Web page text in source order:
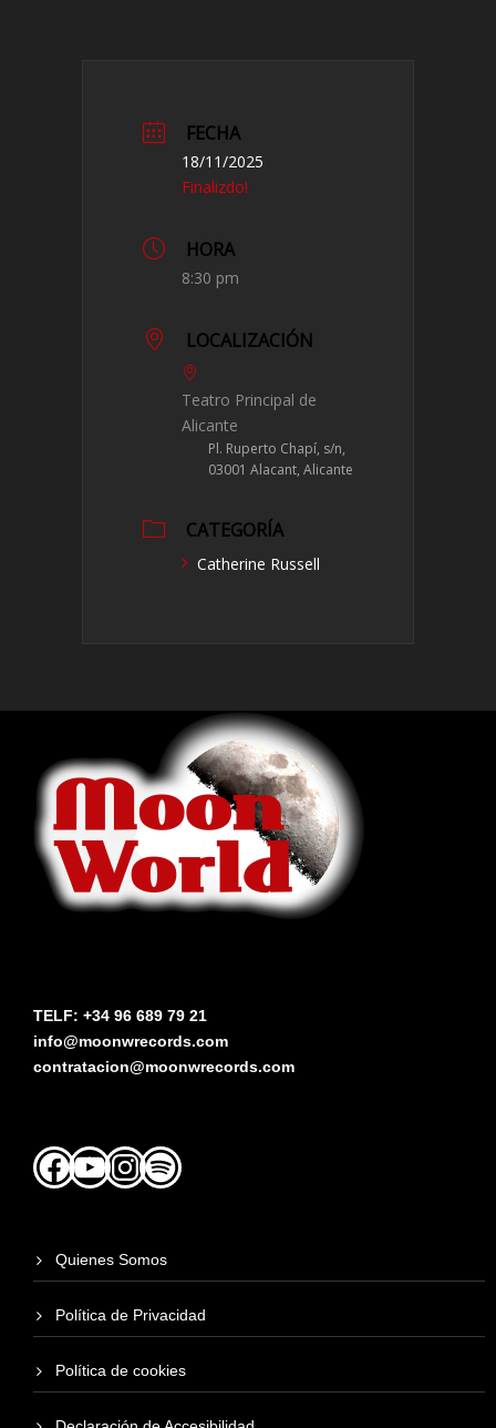
FECHA
18/11/2025
Finalizdo!
HORA
8:30 pm
LOCALIZACIÓN
Teatro Principal de
Alicante
Pl. Ruperto Chapí, s/n,
03001 Alacant, Alicante
CATEGORÍA
Catherine Russell
TELF: +34 96 689 79 21
info@moonwrecords.com
contratacion@moonwrecords.com
Facebook
YouTubeInstagram
Spotify
Quienes Somos
Política de Privacidad
Política de cookies